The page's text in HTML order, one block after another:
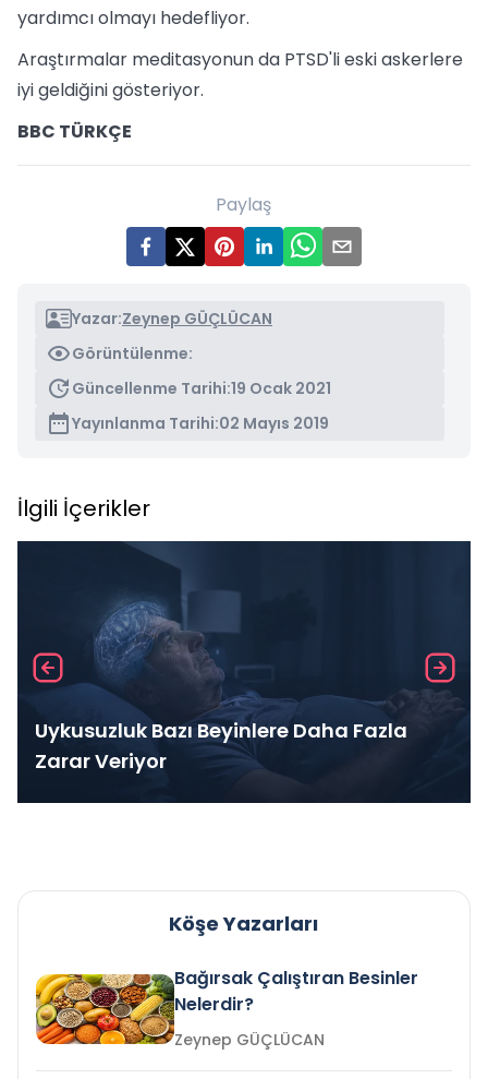
yardımcı olmayı hedefliyor.
Araştırmalar meditasyonun da PTSD'li eski askerlere
iyi geldiğini gösteriyor.
BBC TÜRKÇE
Paylaş
Yazar:Zeynep GÜÇLÜCAN
Görüntülenme:
Güncellenme Tarihi:19 Ocak 2021
Yayınlanma Tarihi:02 Mayıs 2019
İlgili İçerikler
Uykusuzluk Bazı Beyinlere Daha Fazla
Zarar Veriyor
Köşe Yazarları
Bağırsak Çalıştıran Besinler
Nelerdir?
Zeynep GÜÇLÜCAN